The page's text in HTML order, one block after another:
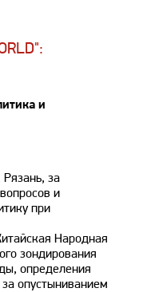
и
за
и
при
Народная
зондирования
определения
опустыниванием